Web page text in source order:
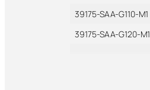
39175-SAA-G110-M1
39175-SAA-G120-M1